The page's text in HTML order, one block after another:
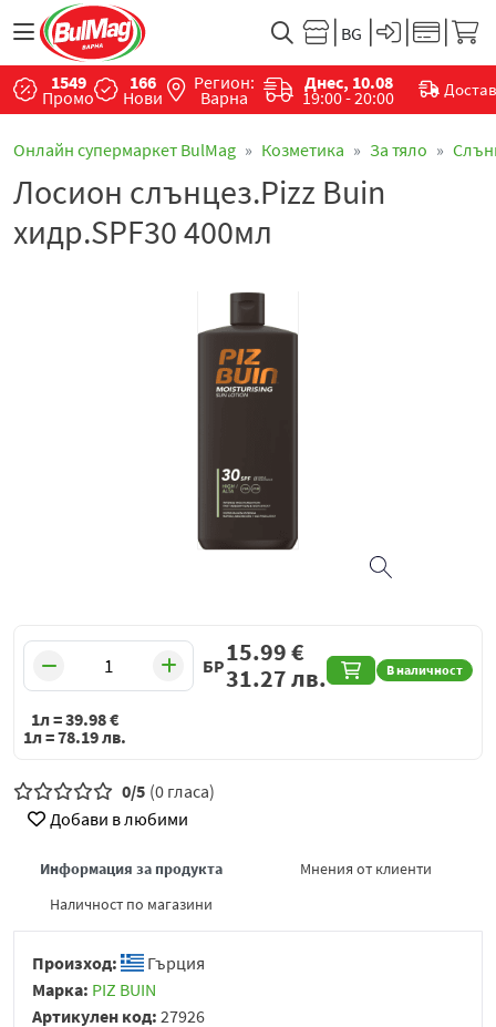
1549
Промо
166
Нови
Регион:
Варна
Днес, 10.08
19:00 - 20:00
Онлайн супермаркет BulMag Козметика За тяло
Лосион слънцез.Pizz Buin
хидр.SPF30 400мл
БР В наличност
15.99€
31.27лв.
1л =39.98€
1л =78.19лв.
0/5 (0 гласа)
Добави в любими
Информация за продукта
Мнения от клиенти
Наличност по магазини
Произход:
Гърция
Марка: PIZ BUIN
Артикулен код: 27926